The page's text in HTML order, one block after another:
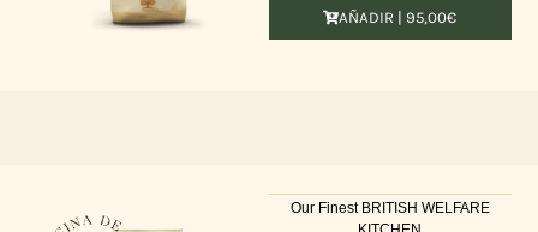
AÑADIR | 95,00€
Our Finest BRITISH WELFARE